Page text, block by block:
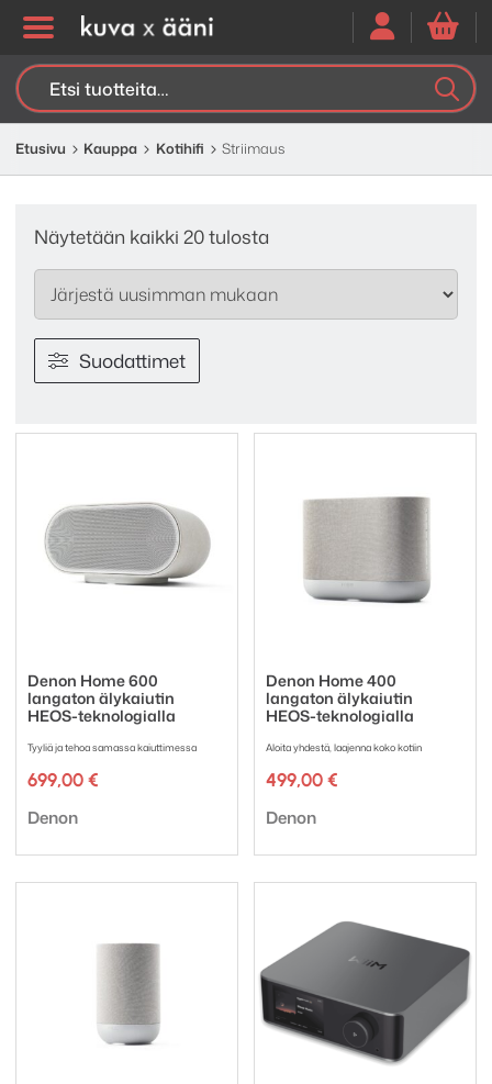
Etsi:
Etusivu Kauppa Kotihifi Striimaus
Näytetään kaikki 20 tulosta
by
latest
Suodattimet
Denon Home 600
langaton älykaiutin
HEOS-teknologialla
Tyyliä ja tehoa samassa kaiuttimessa
699,00 €
Tuotemerkki:
Denon
Denon Home 400
langaton älykaiutin
HEOS-teknologialla
Aloita yhdestä, laajenna koko kotiin
499,00 €
Tuotemerkki:
Denon